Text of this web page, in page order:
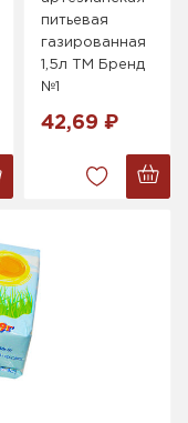
питьевая
газированная
1,5л ТМ Бренд
№1
42,69 ₽